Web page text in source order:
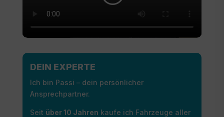
DEIN EXPERTE
Ich bin Passi – dein persönlicher
Ansprechpartner.
Seit über 10 Jahren kaufe ich Fahrzeuge aller